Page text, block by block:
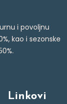
i povoljnu
kao i sezonske
Linkovi